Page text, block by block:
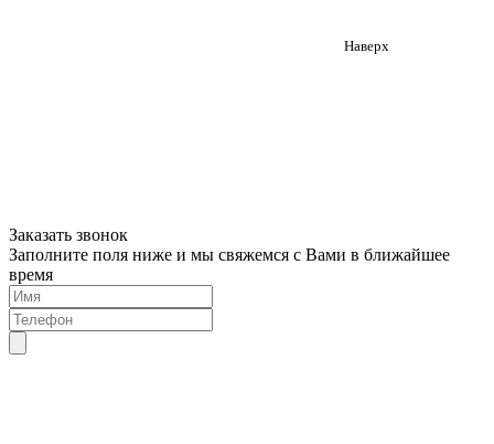
Наверх
Заказать звонок
Заполните поля ниже и мы свяжемся с Вами в ближайшее
время